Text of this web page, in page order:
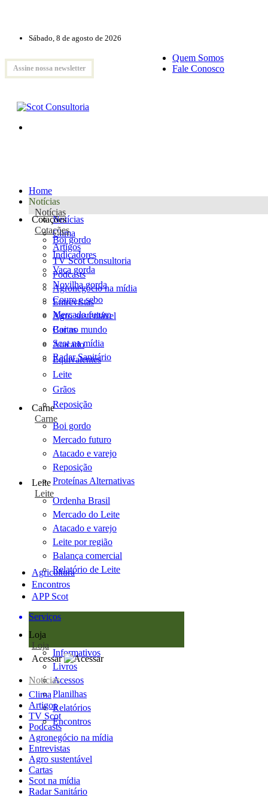
Sábado, 8 de agosto de 2026
Assine nossa newsletter
Quem Somos
Fale Conosco
Home
Notícias
Notícias
Notícias
Clima
Artigos
TV Scot Consultoria
Podcasts
Agronegócio na mídia
Entrevistas
Agro sustentável
Cartas
Scot na mídia
Radar Sanitário
Cotações
Cotações
Boi gordo
Indicadores
Vaca gorda
Novilha gorda
Couro e sebo
Mercado futuro
Boi no mundo
Atacado
Equivalentes
Leite
Grãos
Reposição
Carne
Carne
Boi gordo
Mercado futuro
Atacado e varejo
Reposição
Proteínas Alternativas
Leite
Leite
Ordenha Brasil
Mercado do Leite
Atacado e varejo
Leite por região
Balança comercial
Relatório de Leite
Agricultura
Encontros
APP Scot
Serviços
Loja
Loja
Informativos
Livros
Acessos
Planilhas
Relatórios
Encontros
Acessar
Notícias
Clima
Artigos
TV Scot
Podcasts
Agronegócio na mídia
Entrevistas
Agro sustentável
Cartas
Scot na mídia
Radar Sanitário